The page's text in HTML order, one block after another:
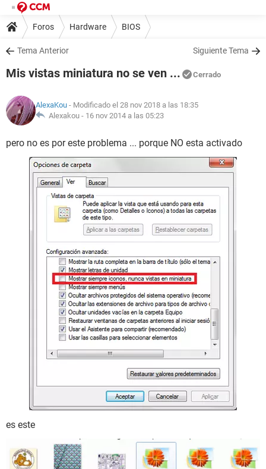
Foros Hardware BIOS
Tema Anterior Siguiente Tema
Mis vistas miniatura no se ven ... Cerrado
AlexaKou - Modificado el 28 nov 2018 a las 18:35
Alexakou - 16 nov 2014 a las 05:23
pero no es por este problema ... porque NO esta activado
es este